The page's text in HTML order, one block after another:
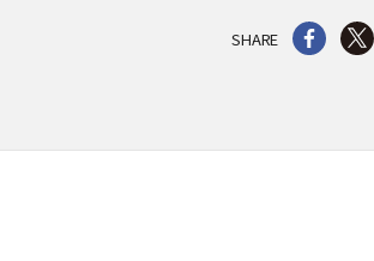
SHARE シェア